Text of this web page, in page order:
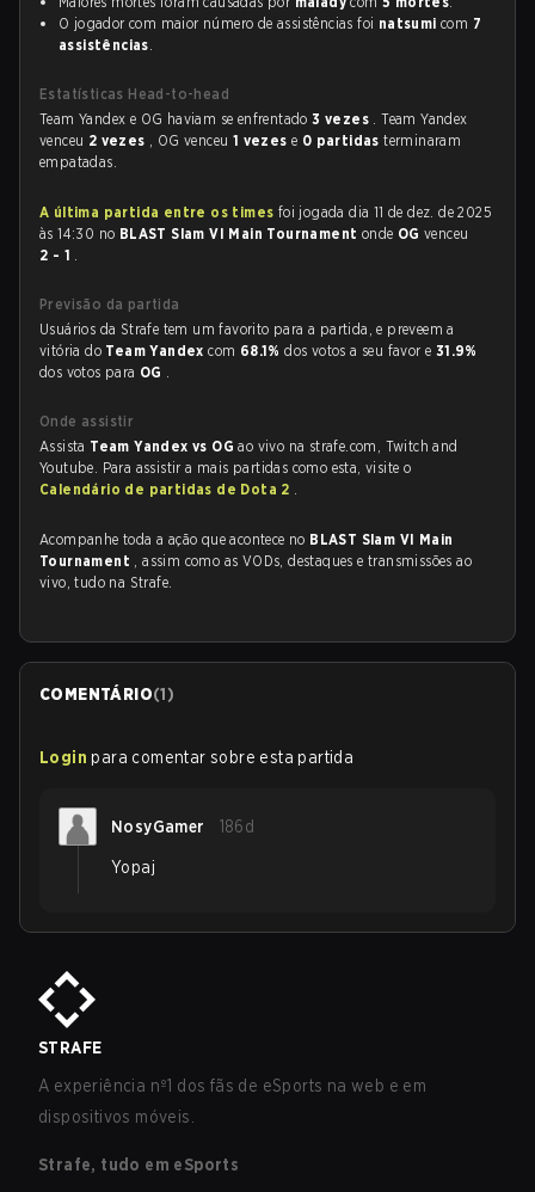
O jogador com maior número de assistências foi natsumi com 7
assistências.
Estatísticas Head-to-head
Team Yandex e OG haviam se enfrentado3 vezes . Team Yandex
venceu 2 vezes , OG venceu 1 vezese 0 partidasterminaram
empatadas.
A última partida entre os times foi jogada dia 11 de dez. de 2025
às 14:30 no BLAST Slam VI Main Tournament onde OGvenceu
2 - 1 .
Previsão da partida
Usuários da Strafe tem um favorito para a partida, e preveem a
vitória do Team Yandexcom 68.1%dos votos a seu favor e 31.9%
dos votos para OG .
Onde assistir
Assista Team Yandex vs OGao vivo na strafe.com, Twitch and
Youtube. Para assistir a mais partidas como esta, visite o
Calendário de partidas de Dota 2 .
Acompanhe toda a ação que acontece no BLAST Slam VI Main
Tournament , assim como as VODs, destaques e transmissões ao
vivo, tudo na Strafe.
COMENTÁRIO(1)
Login para comentar sobre esta partida
NosyGamer 186d
Yopaj
STRAFE
A experiência nº1 dos fãs de eSports na web e em
dispositivos móveis.
Strafe, tudo em eSports